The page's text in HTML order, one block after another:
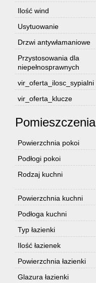
Ilość wind
Usytuowanie
Drzwi antywłamaniowe
Przystosowania dla
niepełnosprawnych
vir_oferta_ilosc_sypialni
vir_oferta_klucze
Pomieszczenia
Powierzchnia pokoi
Podłogi pokoi
Rodzaj kuchni
Powierzchnia kuchni
Podłoga kuchni
Typ łazienki
Ilość łazienek
Powierzchnia łazienki
Glazura łazienki